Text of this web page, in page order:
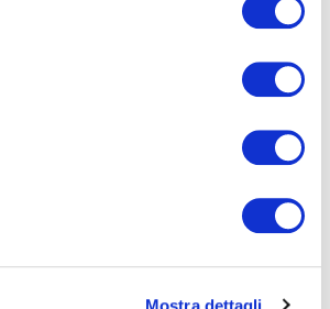
Mostra dettagli
Seleziona e filtra per:
ADULTI
DOPO LA TERZA MEDIA
Seleziona e filtra per: